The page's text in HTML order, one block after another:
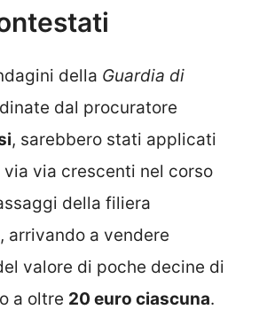
della Guardia di
dal procuratore
, sarebbero stati applicati
via crescenti nel corso
della filiera
arrivando a vendere
valore di poche decine di
a oltre 20 euro ciascuna.